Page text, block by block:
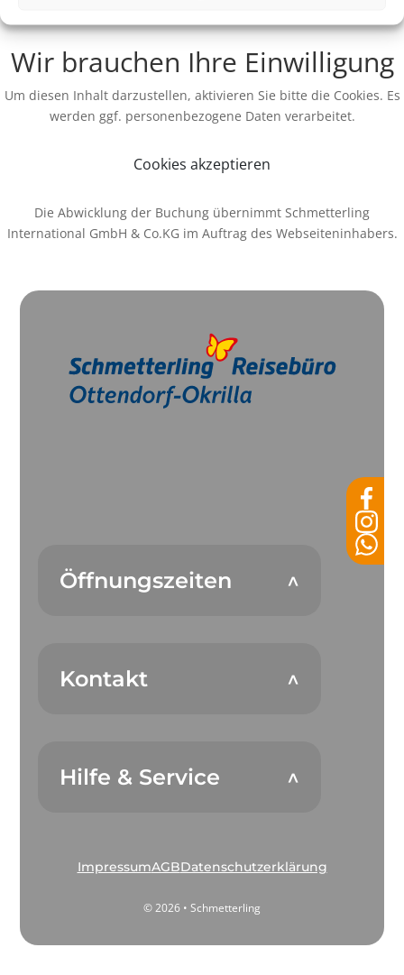
Wir brauchen Ihre Einwilligung
Um diesen Inhalt darzustellen, aktivieren Sie bitte die Cookies. Es
werden ggf. personenbezogene Daten verarbeitet.
Cookies akzeptieren
Die Abwicklung der Buchung übernimmt Schmetterling
International GmbH & Co.KG im Auftrag des Webseiteninhabers.
Öffnungszeiten
Kontakt
Hilfe & Service
ImpressumAGBDatenschutzerklärung
© 2026 • Schmetterling